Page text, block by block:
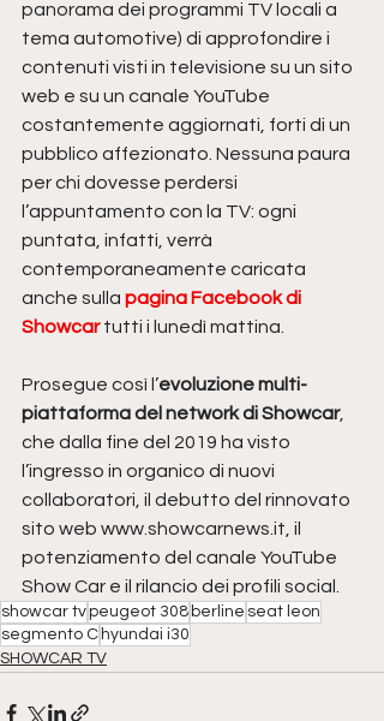
panorama dei programmi TV locali a
tema automotive) di approfondire i
contenuti visti in televisione su un sito
web e su un canale YouTube
costantemente aggiornati, forti di un
pubblico affezionato. Nessuna paura
per chi dovesse perdersi
l’appuntamento con la TV: ogni
puntata, infatti, verrà
contemporaneamente caricata
anche sulla pagina Facebook di
Showcar tutti i lunedì mattina.
Prosegue così l’evoluzione multi-
piattaforma del network di Showcar,
che dalla fine del 2019 ha visto
l’ingresso in organico di nuovi
collaboratori, il debutto del rinnovato
sito web www.showcarnews.it, il
potenziamento del canale YouTube
Show Car e il rilancio dei profili social.
showcar tvpeugeot 308 berline seat leon
segmento C hyundai i30
SHOWCAR TV